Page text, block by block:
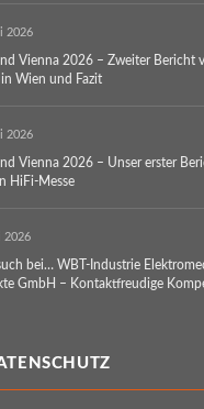
2026
Vienna 2026 – Zweiter Bericht
in Wien und Fazit
2026
Vienna 2026 – Unser erster
HiFi-Messe
2026
bei… WBT-Industrie
GmbH – Kontaktfreudige